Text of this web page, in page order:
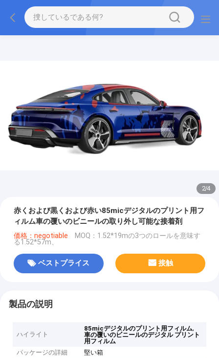
2/4
赤くおよび黒くおよび赤い85micデジタルのプリント用フ
ィルム車の覆いのビニールの取り外し可能な接着剤
価格：negotiable MOQ：1.52*19mの3つのロールを意味す
る1.52*57m、
ベストプライス 接触
製品の説明
ハイライト
85micデジタルのプリント用フィルム,
車の覆いのビニールのデジタル プリント
用フィルム
パッケージの詳細
堅い箱